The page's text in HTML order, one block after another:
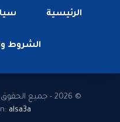
الرئيسية
الشروط
© 2026 - جميع الحقوق محفوظة لموقع.الساعة برس.
alsa3a